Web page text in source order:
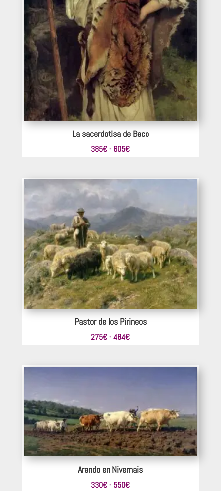
La sacerdotisa de Baco
385€ - 605€Rango
hasta
605€
Pastor de los Pirineos
275€ - 484€Rango
484€
Arando en Nivernais
330€ - 550€Rango